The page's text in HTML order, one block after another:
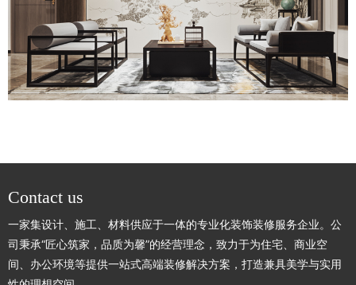
Contact us
一家集设计、施工、材料供应于一体的专业化装饰装修服务企业。公
司秉承“匠心筑家，品质为馨”的经营理念，致力于为住宅、商业空
间、办公环境等提供一站式高端装修解决方案，打造兼具美学与实用